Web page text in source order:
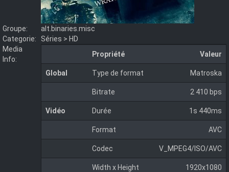
Groupe:
alt.binaries.misc
Categorie:
Séries > HD
Media
Info:
Propriété Valeur
Global Type de format Matroska
Bitrate 2 410 bps
Vidéo Durée 1s 440ms
Format AVC
Codec V_MPEG4/ISO/AVC
Width x Height 1920x1080